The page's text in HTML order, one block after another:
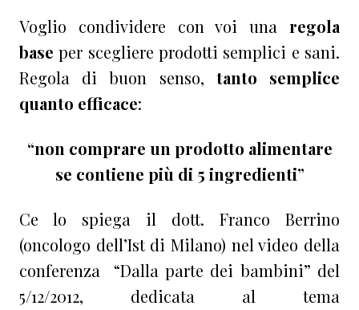
Voglio condividere con voi una regola
base per scegliere prodotti semplici e sani.
Regola di buon senso, tanto semplice
quanto efficace:
“non comprare un prodotto alimentare
se contiene più di 5 ingredienti”
Ce lo spiega il dott. Franco Berrino
(oncologo dell’Ist di Milano) nel video della
conferenza “Dalla parte dei bambini” del
5/12/2012, dedicata al tema